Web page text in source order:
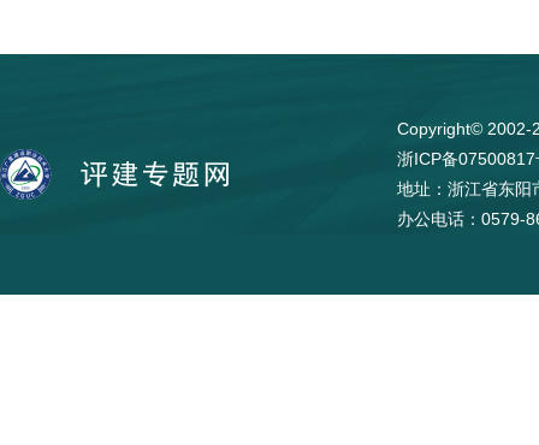
Copyright© 2002-
浙ICP备07500817
地址：浙江省东
办公电话：0579-